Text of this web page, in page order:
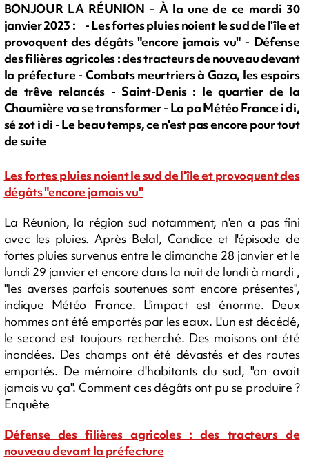
BONJOUR LA RÉUNION - À la une de ce mardi 30
janvier 2023 : - Les fortes pluies noient le sud de l'île et
provoquent des dégâts "encore jamais vu" - Défense
des filières agricoles : des tracteurs de nouveau devant
la préfecture - Combats meurtriers à Gaza, les espoirs
de trêve relancés - Saint-Denis : le quartier de la
Chaumière va se transformer - La pa Météo France i di,
sé zot i di - Le beau temps, ce n'est pas encore pour tout
de suite
Les fortes pluies noient le sud de l'île et provoquent des
dégâts "encore jamais vu"
La Réunion, la région sud notamment, n'en a pas fini
avec les pluies. Après Belal, Candice et l'épisode de
fortes pluies survenus entre le dimanche 28 janvier et le
lundi 29 janvier et encore dans la nuit de lundi à mardi ,
"les averses parfois soutenues sont encore présentes",
indique Météo France. L'impact est énorme. Deux
hommes ont été emportés par les eaux. L'un est décédé,
le second est toujours recherché. Des maisons ont été
inondées. Des champs ont été dévastés et des routes
emportés. De mémoire d'habitants du sud, "on avait
jamais vu ça". Comment ces dégâts ont pu se produire ?
Enquête
Défense des filières agricoles : des tracteurs de
nouveau devant la préfecture